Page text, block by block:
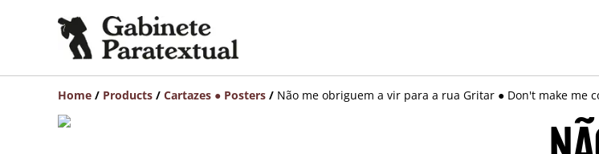
Home / Products / Cartazes ● Posters / Não me obriguem a vir para a rua Gritar ● Don't make me